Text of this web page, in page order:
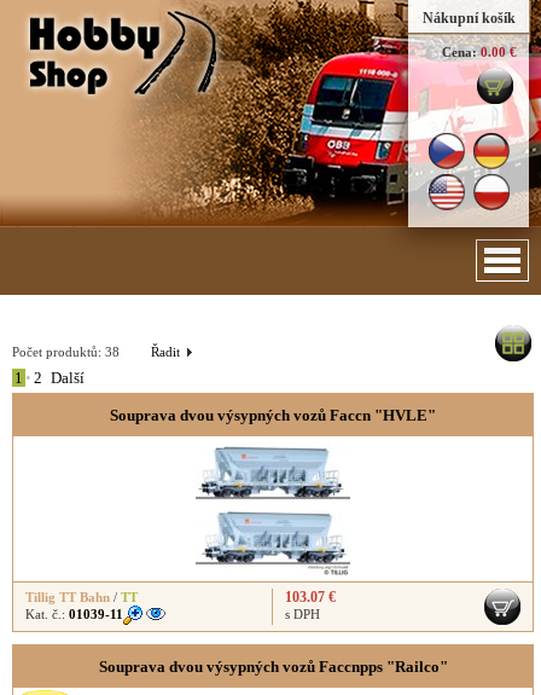
Nákupní košík
Cena: 0.00 €
Řadit
Počet produktů: 38
1 • 2 Další
Souprava dvou výsypných vozů Faccn "HVLE"
Tillig TT Bahn / TT
Kat. č.: 01039-11
103.07 €
s DPH
Souprava dvou výsypných vozů Faccnpps "Railco"